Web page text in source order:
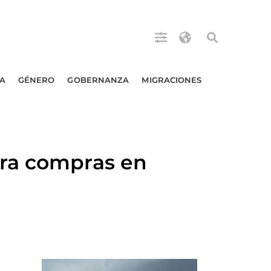
GÉNERO GOBERNANZA MIGRACIONES
compras en